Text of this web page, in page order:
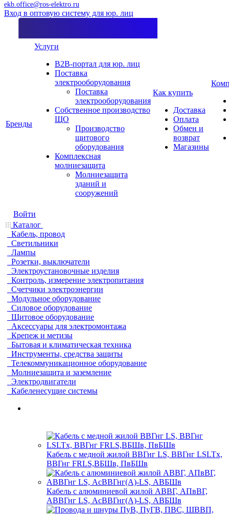
ekb.office@ros-elektro.ru
Вход в оптовую систему для юр. лиц
Бренды
Услуги
B2B-портал для юр. лиц
Поставка
электрооборудования
Поставка
электрооборудования
Собственное производство
ЩО
Производство
щитового
оборудования
Комплексная
молниезащита
Молниезащита
зданий и
сооружений
Как купить
Доставка
Оплата
Обмен и
возврат
Магазины
Войти
Каталог
Кабель, провод
Светильники
Лампы
Розетки, выключатели
Электроустановочные изделия
Контроль, измерение электропитания
Счетчики электроэнергии
Модульное оборудование
Силовое оборудование
Щитовое оборудование
Аксессуары для электромонтажа
Крепеж и метизы
Бытовая и климатическая техника
Инструменты, средства защиты
Телекоммуникационное оборудование
Молниезащита и заземление
Электродвигатели
Кабеленесущие системы
Кабель с медной жилой ВВГнг LS, ВВГнг LSLTx,
ВВГнг FRLS,ВБШв, ПвБШв
Кабель с алюминиевой жилой АВВГ, АПвВГ,
АВВГнг LS, АсВВГнг(А)-LS, АВБШв